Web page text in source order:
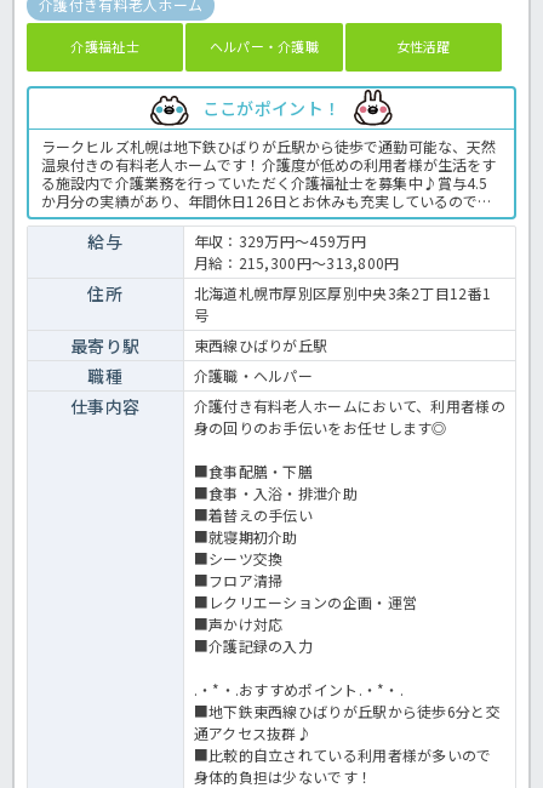
介護福祉士 ヘルパー・介護職 女性活躍
ここがポイント！
ラークヒルズ札幌は地下鉄ひばりが丘駅から徒歩で通勤可能な、天然
温泉付きの有料老人ホームです！介護度が低めの利用者様が生活をす
る施設内で介護業務を行っていただく介護福祉士を募集中♪賞与4.5
か月分の実績があり、年間休日126日とお休みも充実しているので仕
事とプライベートの両立も叶う職場♪介護支援専門員をお持ちの方に
はケアプラン作成も行っていただき、プラスで資格手当もあり！公共
交通機関での通勤の方、介護度が低めの方への介護サービスも学んで
いきたいという方にはオススメの求人！気になる方はお早めにほっ介
護までお問い合わせください♪有料老人ホームでの介護業務全般で
す。＜介護職 正職員 有料老人ホームの求人＞
給与
年収：329万円～459万円
月給：215,300円～313,800円
住所
北海道札幌市厚別区厚別中央3条2丁目12番1
号
最寄り駅 東西線ひばりが丘駅
職種 介護職・ヘルパー
仕事内容
介護付き有料老人ホームにおいて、利用者様の
身の回りのお手伝いをお任せします◎
■食事配膳・下膳
■食事・入浴・排泄介助
■着替えの手伝い
■就寝期初介助
■シーツ交換
■フロア清掃
■レクリエーションの企画・運営
■声かけ対応
■介護記録の入力
.・*・.おすすめポイント.・*・.
■地下鉄東西線ひばりが丘駅から徒歩6分と交
通アクセス抜群♪
■比較的自立されている利用者様が多いので
身体的負担は少ないです！